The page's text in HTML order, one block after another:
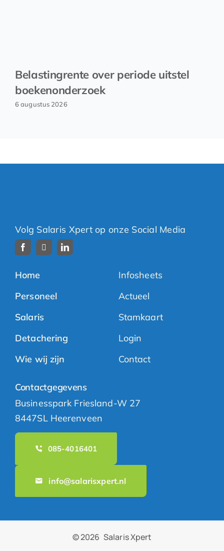
Belastingrente over periode uitstel
boekenonderzoek
6 augustus 2026
Volg Salaris Xpert op onze Social Media
Home
Personeel
Salaris
Detachering
Wie wij zijn
Infosheets
Actueel
Stamkaart
Login
Contact
Contactgegevens
Businesspark Friesland-W 27
8447SL Heerenveen
085-4016401
info@salarisxpert.nl
© 2026 Salaris Xpert